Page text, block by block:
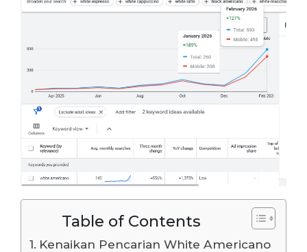
Table of Contents
Kenaikan Pencarian White Americano